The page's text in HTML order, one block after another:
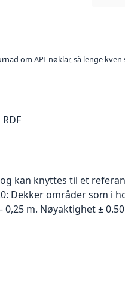
om API-nøklar, så lenge
RDF
kan knyttes til et
områder som i
m. Nøyaktighet ±